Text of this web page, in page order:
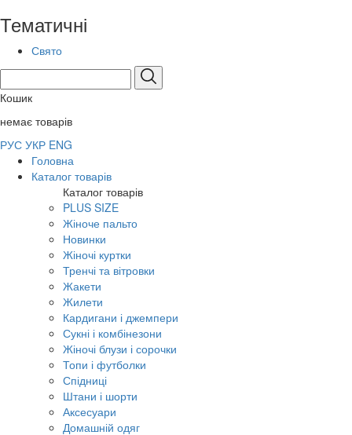
Тематичні
Свято
Кошик
немає товарів
РУС УКР ENG
Головна
Каталог товарів
Каталог товарів
PLUS SIZE
Жіноче пальто
Новинки
Жіночі куртки
Тренчі та вітровки
Жакети
Жилети
Кардигани і джемпери
Сукні і комбінезони
Жіночі блузи і сорочки
Топи і футболки
Спідниці
Штани і шорти
Аксесуари
Домашній одяг